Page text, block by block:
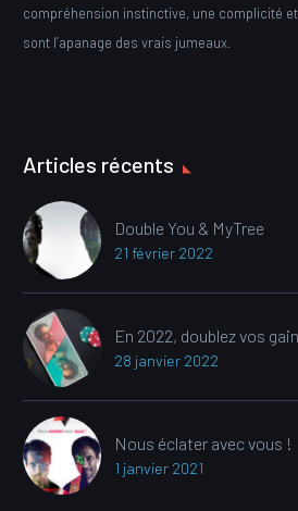
compréhension instinctive, une complicité
sont l’apanage des vrais jumeaux.
Articles récents
Double You & MyTree
21 février 2022
En 2022, doublez vos
28 janvier 2022
Nous éclater avec vous !
1 janvier 2021